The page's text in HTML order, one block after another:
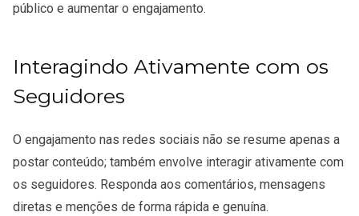
público e aumentar o engajamento.
Interagindo Ativamente com os
Seguidores
O engajamento nas redes sociais não se resume apenas a
postar conteúdo; também envolve interagir ativamente com
os seguidores. Responda aos comentários, mensagens
diretas e menções de forma rápida e genuína.